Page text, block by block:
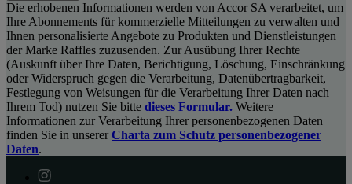
Die erhobenen Informationen werden von Accor SA verarbeitet, um
Ihre Abonnements für kommerzielle Mitteilungen zu verwalten und
Ihnen personalisierte Angebote zu Produkten und Dienstleistungen
der Marke Raffles zuzusenden. Zur Ausübung Ihrer Rechte
(Auskunft über Ihre Daten, Berichtigung, Löschung, Einschränkung
oder Widerspruch gegen die Verarbeitung, Datenübertragbarkeit,
Festlegung von Weisungen für die Verarbeitung Ihrer Daten nach
Ihrem Tod) nutzen Sie bitte dieses Formular. Weitere
Informationen zur Verarbeitung Ihrer personenbezogenen Daten
finden Sie in unserer Charta zum Schutz personenbezogener
Daten.